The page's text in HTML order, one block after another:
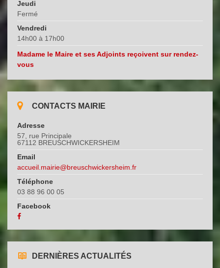
Jeudi
Fermé
Vendredi
14h00 à 17h00
Madame le Maire et ses Adjoints reçoivent sur rendez-
vous
CONTACTS MAIRIE
Adresse
57, rue Principale
67112 BREUSCHWICKERSHEIM
Email
accueil.mairie@breuschwickersheim.fr
Téléphone
03 88 96 00 05
Facebook
DERNIÈRES ACTUALITÉS